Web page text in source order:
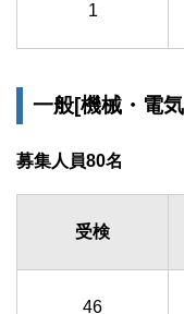
1
一般[機械・電
募集人員80名
受検
46